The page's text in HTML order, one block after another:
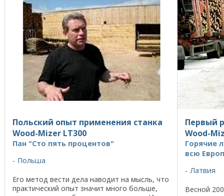
Польский опыт применения станка
Wood-Mizer LT300
Пан "Сто пять процентов"
Польша
Его метод вести дела наводит на мысль, что
практический опыт значит много больше,
Первый
Wood-
Горячие
всю
Латвия
Весной